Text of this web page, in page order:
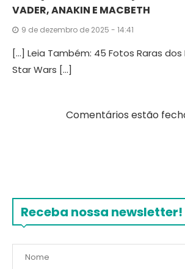
VADER, ANAKIN E MACBETH
9 de dezembro de 2025 - 14:41
[…] Leia Também: 45 Fotos Raras
Star Wars […]
Comentários estão
Receba nossa newsletter!